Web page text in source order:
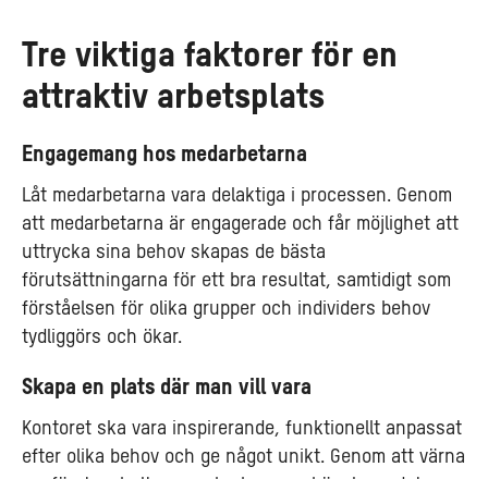
Tre viktiga faktorer för en
attraktiv arbetsplats
Engagemang hos medarbetarna
Låt medarbetarna vara delaktiga i processen. Genom
att medarbetarna är engagerade och får möjlighet att
uttrycka sina behov skapas de bästa
förutsättningarna för ett bra resultat, samtidigt som
förståelsen för olika grupper och individers behov
tydliggörs och ökar.
Skapa en plats där man vill vara
Kontoret ska vara inspirerande, funktionellt anpassat
efter olika behov och ge något unikt. Genom att värna